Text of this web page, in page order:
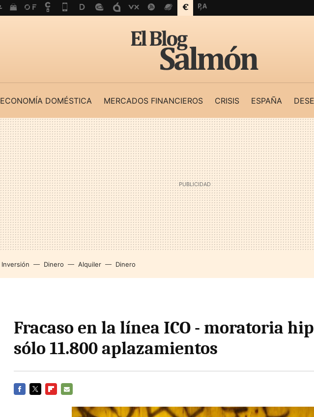
ECONOMÍA DOMÉSTICA MERCADOS FINANCIEROS CRISIS ESPAÑA
Inversión Dinero Alquiler Dinero
Fracaso en la línea ICO - moratoria
sólo 11.800 aplazamientos
MAIL